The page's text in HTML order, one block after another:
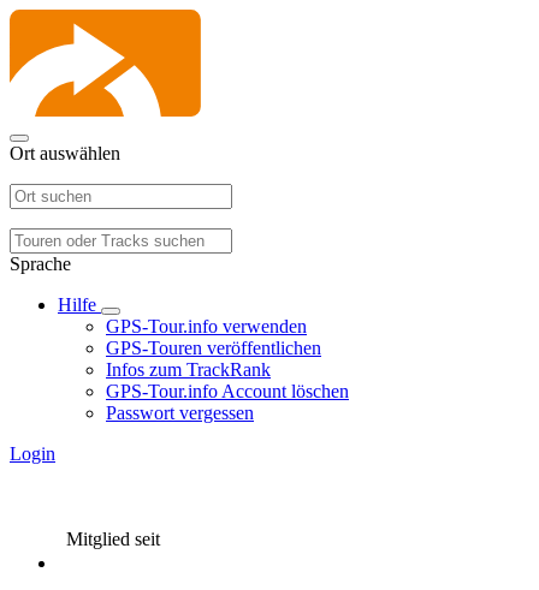
Ort auswählen
Sprache
Hilfe
GPS-Tour.info verwenden
GPS-Touren veröffentlichen
Infos zum TrackRank
GPS-Tour.info Account löschen
Passwort vergessen
Login
Mitglied seit